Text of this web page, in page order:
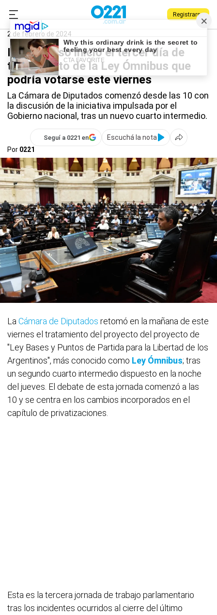
Registrarse
0221.com.ar
Ley Ómnibus
2 de febrero de 2024
El Congreso inició el tercer día de
tratamiento de la Ley Ómnibus que
podría votarse este viernes
La Cámara de Diputados comenzó desde las 10 con
la discusión de la iniciativa impulsada por el
Gobierno nacional, tras un nuevo cuarto intermedio.
Seguí a 0221 en
Escuchá la nota
Por 0221
La Cámara de Diputados retomó en la mañana de este
viernes el tratamiento del proyecto del proyecto de
"Ley Bases y Puntos de Partida para la Libertad de los
Argentinos", más conocido como Ley Ómnibus; tras
un segundo cuarto intermedio dispuesto en la noche
del jueves. El debate de esta jornada comenzó a las
10 y se centra en los cambios incorporados en el
capítulo de privatizaciones.
Esta es la tercera jornada de trabajo parlamentario
tras los incidentes ocurridos al cierre del último